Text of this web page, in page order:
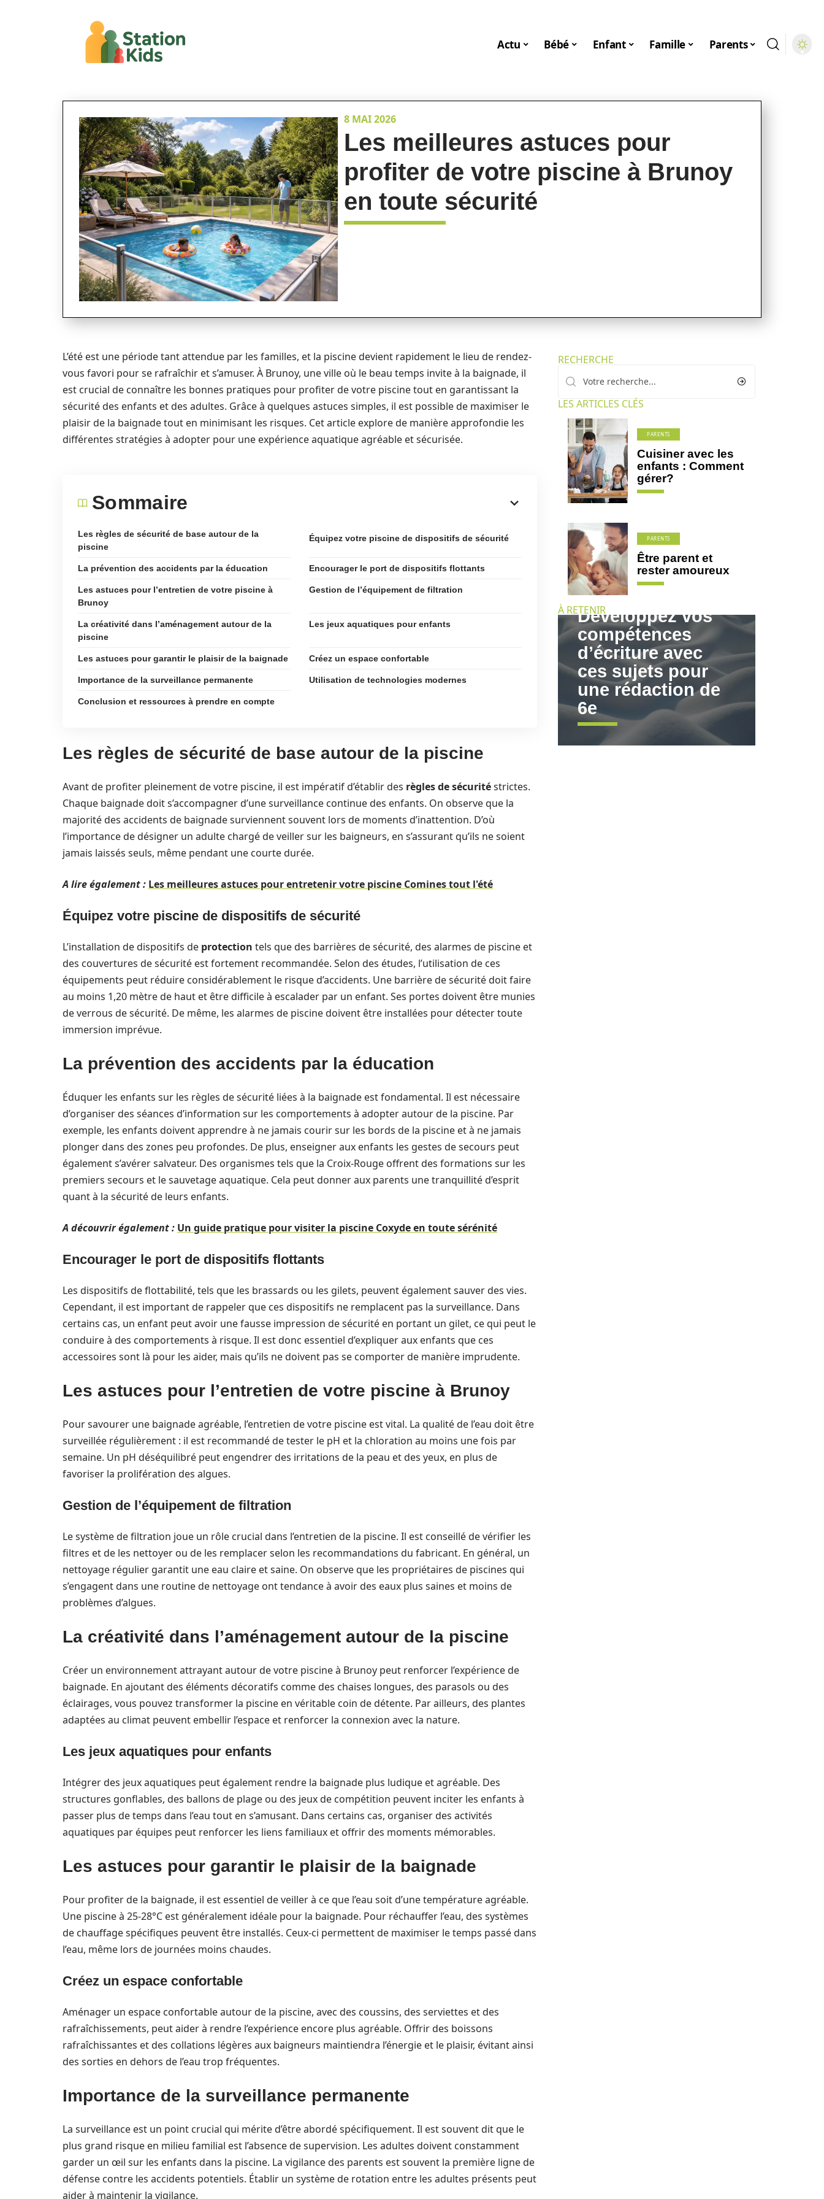
Actu Bébé Enfant Famille Parents
8 MAI 2026
Les meilleures astuces pour
profiter de votre piscine à Brunoy
en toute sécurité
L’été est une période tant attendue par les familles, et la piscine devient rapidement le lieu de rendez-
vous favori pour se rafraîchir et s’amuser. À Brunoy, une ville où le beau temps invite à la baignade, il
est crucial de connaître les bonnes pratiques pour profiter de votre piscine tout en garantissant la
sécurité des enfants et des adultes. Grâce à quelques astuces simples, il est possible de maximiser le
plaisir de la baignade tout en minimisant les risques. Cet article explore de manière approfondie les
différentes stratégies à adopter pour une expérience aquatique agréable et sécurisée.
Sommaire
Les règles de sécurité de base autour de la
piscine
Équipez votre piscine de dispositifs de sécurité
La prévention des accidents par la éducation Encourager le port de dispositifs flottants
Les astuces pour l’entretien de votre piscine à
Brunoy
Gestion de l’équipement de filtration
La créativité dans l’aménagement autour de la
piscine
Les jeux aquatiques pour enfants
Les astuces pour garantir le plaisir de la baignade Créez un espace confortable
Importance de la surveillance permanente Utilisation de technologies modernes
Conclusion et ressources à prendre en compte
Les règles de sécurité de base autour de la piscine
Avant de profiter pleinement de votre piscine, il est impératif d’établir des règles de sécuritéstrictes.
Chaque baignade doit s’accompagner d’une surveillance continue des enfants. On observe que la
majorité des accidents de baignade surviennent souvent lors de moments d’inattention. D’où
l’importance de désigner un adulte chargé de veiller sur les baigneurs, en s’assurant qu’ils ne soient
jamais laissés seuls, même pendant une courte durée.
A lire également : Les meilleures astuces pour entretenir votre piscine Comines tout l'été
Équipez votre piscine de dispositifs de sécurité
L’installation de dispositifs de protection tels que des barrières de sécurité, des alarmes de piscine et
des couvertures de sécurité est fortement recommandée. Selon des études, l’utilisation de ces
équipements peut réduire considérablement le risque d’accidents. Une barrière de sécurité doit faire
au moins 1,20 mètre de haut et être difficile à escalader par un enfant. Ses portes doivent être munies
de verrous de sécurité. De même, les alarmes de piscine doivent être installées pour détecter toute
immersion imprévue.
La prévention des accidents par la éducation
Éduquer les enfants sur les règles de sécurité liées à la baignade est fondamental. Il est nécessaire
d’organiser des séances d’information sur les comportements à adopter autour de la piscine. Par
exemple, les enfants doivent apprendre à ne jamais courir sur les bords de la piscine et à ne jamais
plonger dans des zones peu profondes. De plus, enseigner aux enfants les gestes de secours peut
également s’avérer salvateur. Des organismes tels que la Croix-Rouge offrent des formations sur les
premiers secours et le sauvetage aquatique. Cela peut donner aux parents une tranquillité d’esprit
quant à la sécurité de leurs enfants.
A découvrir également : Un guide pratique pour visiter la piscine Coxyde en toute sérénité
Encourager le port de dispositifs flottants
Les dispositifs de flottabilité, tels que les brassards ou les gilets, peuvent également sauver des vies.
Cependant, il est important de rappeler que ces dispositifs ne remplacent pas la surveillance. Dans
certains cas, un enfant peut avoir une fausse impression de sécurité en portant un gilet, ce qui peut le
conduire à des comportements à risque. Il est donc essentiel d’expliquer aux enfants que ces
accessoires sont là pour les aider, mais qu’ils ne doivent pas se comporter de manière imprudente.
Les astuces pour l’entretien de votre piscine à Brunoy
Pour savourer une baignade agréable, l’entretien de votre piscine est vital. La qualité de l’eau doit être
surveillée régulièrement : il est recommandé de tester le pH et la chloration au moins une fois par
semaine. Un pH déséquilibré peut engendrer des irritations de la peau et des yeux, en plus de
favoriser la prolifération des algues.
Gestion de l’équipement de filtration
Le système de filtration joue un rôle crucial dans l’entretien de la piscine. Il est conseillé de vérifier les
filtres et de les nettoyer ou de les remplacer selon les recommandations du fabricant. En général, un
nettoyage régulier garantit une eau claire et saine. On observe que les propriétaires de piscines qui
s’engagent dans une routine de nettoyage ont tendance à avoir des eaux plus saines et moins de
problèmes d’algues.
La créativité dans l’aménagement autour de la piscine
Créer un environnement attrayant autour de votre piscine à Brunoy peut renforcer l’expérience de
baignade. En ajoutant des éléments décoratifs comme des chaises longues, des parasols ou des
éclairages, vous pouvez transformer la piscine en véritable coin de détente. Par ailleurs, des plantes
adaptées au climat peuvent embellir l’espace et renforcer la connexion avec la nature.
Les jeux aquatiques pour enfants
Intégrer des jeux aquatiques peut également rendre la baignade plus ludique et agréable. Des
structures gonflables, des ballons de plage ou des jeux de compétition peuvent inciter les enfants à
passer plus de temps dans l’eau tout en s’amusant. Dans certains cas, organiser des activités
aquatiques par équipes peut renforcer les liens familiaux et offrir des moments mémorables.
Les astuces pour garantir le plaisir de la baignade
Pour profiter de la baignade, il est essentiel de veiller à ce que l’eau soit d’une température agréable.
Une piscine à 25-28°C est généralement idéale pour la baignade. Pour réchauffer l’eau, des systèmes
de chauffage spécifiques peuvent être installés. Ceux-ci permettent de maximiser le temps passé dans
l’eau, même lors de journées moins chaudes.
Créez un espace confortable
Aménager un espace confortable autour de la piscine, avec des coussins, des serviettes et des
rafraîchissements, peut aider à rendre l’expérience encore plus agréable. Offrir des boissons
rafraîchissantes et des collations légères aux baigneurs maintiendra l’énergie et le plaisir, évitant ainsi
des sorties en dehors de l’eau trop fréquentes.
Importance de la surveillance permanente
La surveillance est un point crucial qui mérite d’être abordé spécifiquement. Il est souvent dit que le
plus grand risque en milieu familial est l’absence de supervision. Les adultes doivent constamment
garder un œil sur les enfants dans la piscine. La vigilance des parents est souvent la première ligne de
défense contre les accidents potentiels. Établir un système de rotation entre les adultes présents peut
aider à maintenir la vigilance.
RECHERCHE
LES ARTICLES CLÉS
PARENTS
Cuisiner avec les
enfants : Comment
gérer?
PARENTS
Être parent et
rester amoureux
À RETENIR
Développez vos
compétences
d’écriture avec
ces sujets pour
une rédaction de
6e